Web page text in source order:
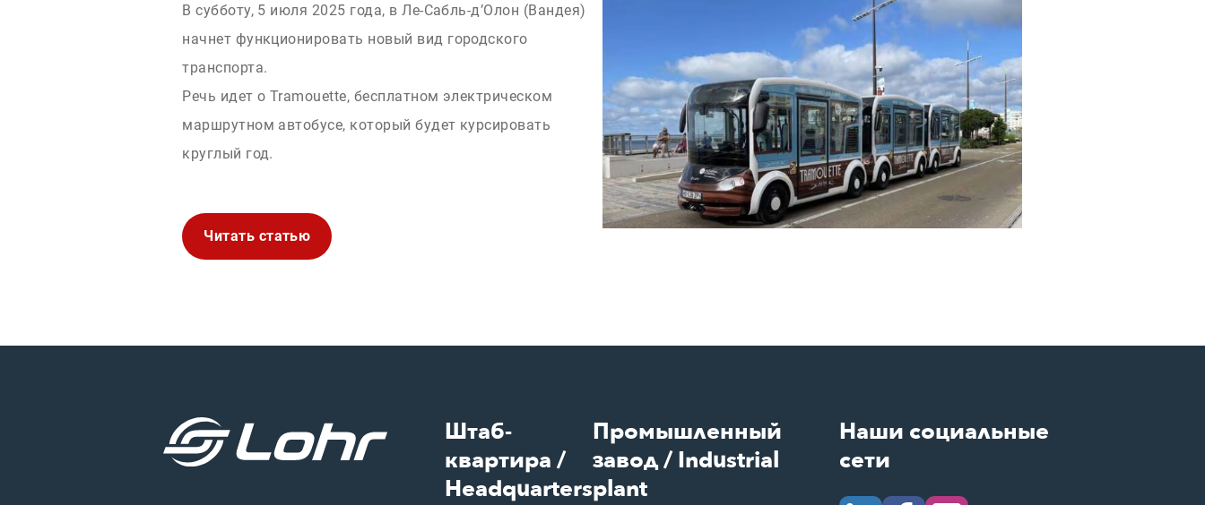
В субботу, 5 июля 2025 года, в Ле-Сабль-д’Олон (Вандея)
начнет функционировать новый вид городского
транспорта.
Речь идет о Tramouette, бесплатном электрическом
маршрутном автобусе, который будет курсировать
круглый год.
Читать статью
Штаб-
квартира /
Headquarters
Промышленный
завод / Industrial
plant
Наши социальные
сети